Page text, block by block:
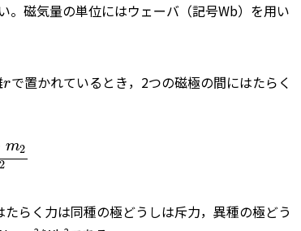
。磁気量の単位にはウェーバ（記号Wb）を用い
rで置かれているとき，2つの磁極の間にはたらく
m2
2
らく力は同種の極どうしは斥力，異種の極どう